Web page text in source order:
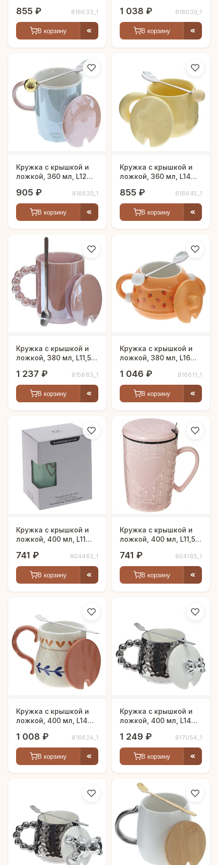
855 ₽ 816633_1
В корзину
1 038 ₽ 818039_1
В корзину
Кружка с крышкой и
ложкой, 360 мл, L12
905 ₽ 816620_1
В корзину
Кружка с крышкой и
ложкой, 360 мл, L14
855 ₽ 816645_1
В корзину
Кружка с крышкой и
ложкой, 380 мл, L11,5
1 237 ₽ 815883_1
В корзину
Кружка с крышкой и
ложкой, 380 мл, L16
1 046 ₽ 816611_1
В корзину
Кружка с крышкой и
ложкой, 400 мл, L11
741 ₽ 804462_1
В корзину
Кружка с крышкой и
ложкой, 400 мл, L11,5
741 ₽ 804165_1
В корзину
Кружка с крышкой и
ложкой, 400 мл, L14
1 008 ₽ 816624_1
В корзину
Кружка с крышкой и
ложкой, 400 мл, L14
1 249 ₽ 817054_1
В корзину